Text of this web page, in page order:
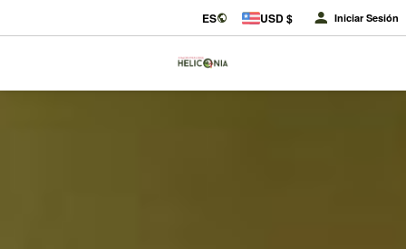
ES USD $ Iniciar Sesión